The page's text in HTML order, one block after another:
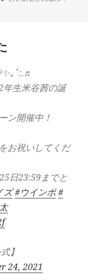
｡ﾟ:.♬
年生米谷茜の誕
ン開催中！
お祝いしてくだ
日23:59までと
ズ #ウインボ #
】
24, 2021